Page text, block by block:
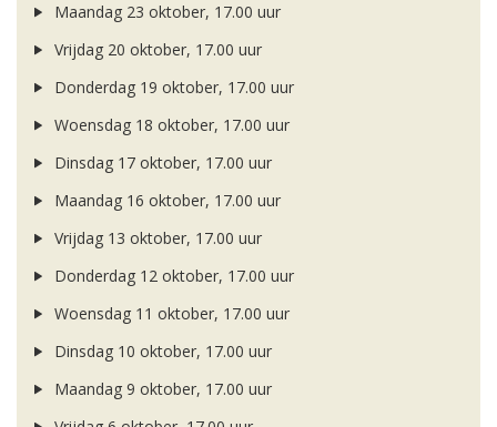
Maandag 23 oktober, 17.00 uur
Vrijdag 20 oktober, 17.00 uur
Donderdag 19 oktober, 17.00 uur
Woensdag 18 oktober, 17.00 uur
Dinsdag 17 oktober, 17.00 uur
Maandag 16 oktober, 17.00 uur
Vrijdag 13 oktober, 17.00 uur
Donderdag 12 oktober, 17.00 uur
Woensdag 11 oktober, 17.00 uur
Dinsdag 10 oktober, 17.00 uur
Maandag 9 oktober, 17.00 uur